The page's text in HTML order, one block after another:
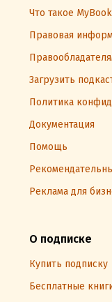
Что такое MyBook
Правовая
Загрузить
Политика
Документация
Помощь
Реклама для
О подписке
Купить подписку
Бесплатные